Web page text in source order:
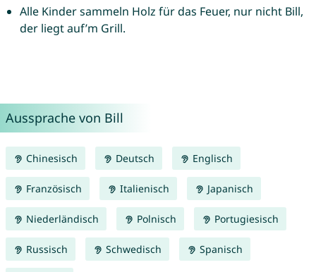
Alle Kinder sammeln Holz für das Feuer, nur nicht Bill,
der liegt auf’m Grill.
Aussprache von Bill
Chinesisch Deutsch Englisch
Französisch Italienisch Japanisch
Niederländisch Polnisch Portugiesisch
Russisch Schwedisch Spanisch